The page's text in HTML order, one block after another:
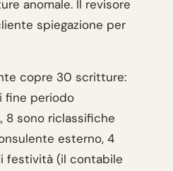
anomale. Il revisore
spiegazione per
copre 30 scritture:
fine periodo
8 sono riclassifiche
esterno, 4
festività (il contabile